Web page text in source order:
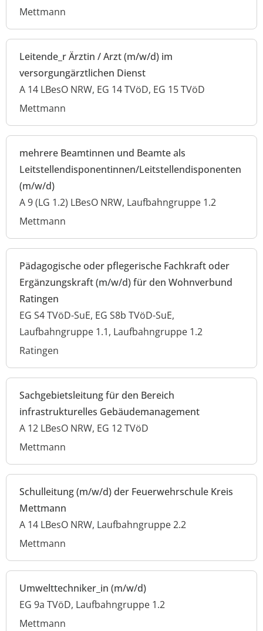
Mettmann
Leitende_r Ärztin / Arzt (m/w/d) im
versorgungärztlichen Dienst
A 14 LBesO NRW, EG 14 TVöD, EG 15 TVöD
Mettmann
mehrere Beamtinnen und Beamte als
Leitstellendisponentinnen/Leitstellendisponenten
(m/w/d)
A 9 (LG 1.2) LBesO NRW, Laufbahngruppe 1.2
Mettmann
Pädagogische oder pflegerische Fachkraft oder
Ergänzungskraft (m/w/d) für den Wohnverbund
Ratingen
EG S4 TVöD-SuE, EG S8b TVöD-SuE,
Laufbahngruppe 1.1, Laufbahngruppe 1.2
Ratingen
Sachgebietsleitung für den Bereich
infrastrukturelles Gebäudemanagement
A 12 LBesO NRW, EG 12 TVöD
Mettmann
Schulleitung (m/w/d) der Feuerwehrschule Kreis
Mettmann
A 14 LBesO NRW, Laufbahngruppe 2.2
Mettmann
Umwelttechniker_in (m/w/d)
EG 9a TVöD, Laufbahngruppe 1.2
Mettmann